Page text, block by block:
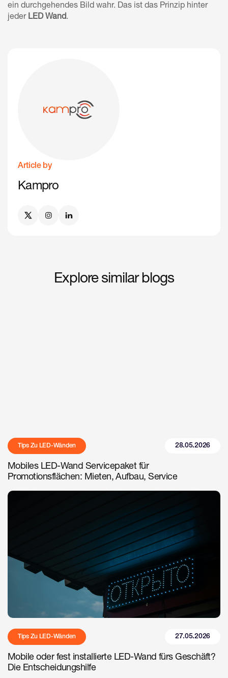
ein durchgehendes Bild wahr. Das ist das Prinzip hinter
jeder LED Wand.
Article by
Kampro
Explore similar blogs
Tips Zu LED-Wänden 28.05.2026
Mobiles LED-Wand Servicepaket für
Promotionsflächen: Mieten, Aufbau, Service
Tips Zu LED-Wänden 27.05.2026
Mobile oder fest installierte LED-Wand fürs Geschäft?
Die Entscheidungshilfe